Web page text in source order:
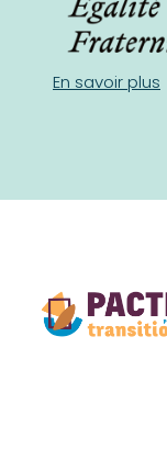
En savoir plus